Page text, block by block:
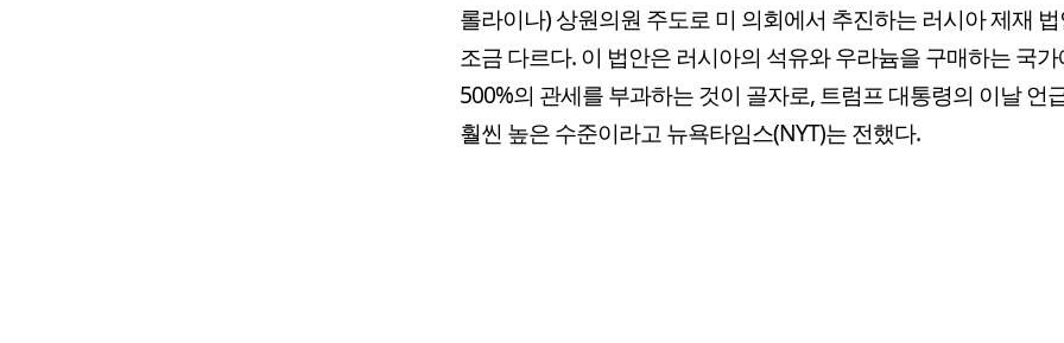
롤라이나) 상원의원 주도로 미 의회에서 추진하는 러시아 제재
조금 다르다. 이 법안은 러시아의 석유와 우라늄을 구매하는 국가
500%의 관세를 부과하는 것이 골자로, 트럼프 대통령의 이날 언
훨씬 높은 수준이라고 뉴욕타임스(NYT)는 전했다.